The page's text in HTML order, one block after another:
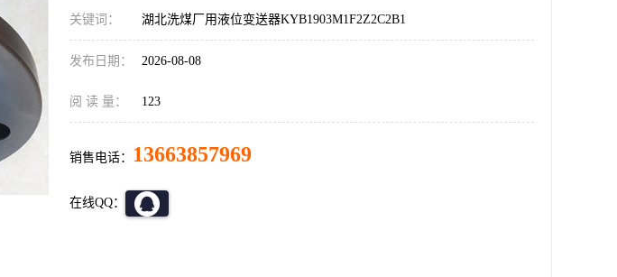
关键词： 湖北洗煤厂用液位变送器KYB1903M1F2Z2C2B1
发布日期： 2026-08-08
阅 读 量： 123
销售电话： 13663857969
在线QQ：